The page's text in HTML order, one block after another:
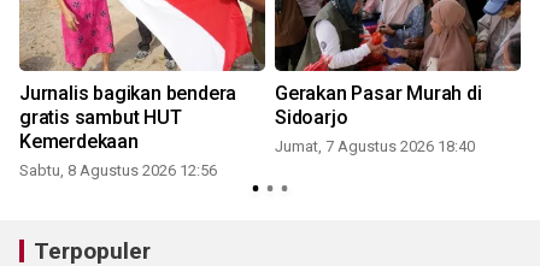
Jurnalis bagikan bendera
gratis sambut HUT
Kemerdekaan
Sabtu, 8 Agustus 2026 12:56
Gerakan Pasar Murah di
Sidoarjo
Jumat, 7 Agustus 2026 18:40
Terpopuler